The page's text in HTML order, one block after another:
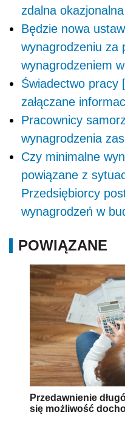
zdalna okazjonalna
Będzie nowa
wynagrodzeniu za
wynagrodzeniem
Świadectwo pracy
załączane
Pracownicy
wynagrodzenia
Czy minimalne
powiązane z
Przedsiębiorcy
wynagrodzeń w
POWIĄZANE
Przedawnienie
się możliwość